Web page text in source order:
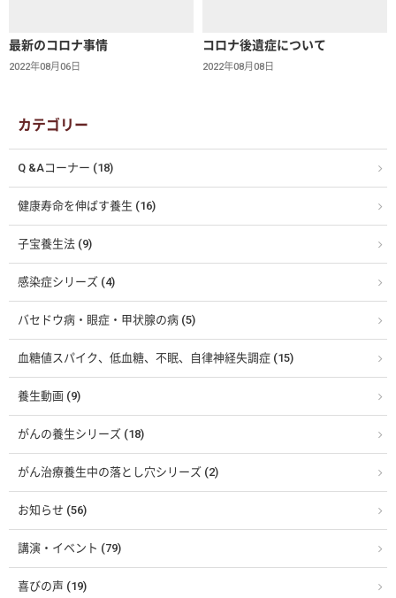
最新のコロナ事情
2022年08月06日
コロナ後遺症について
2022年08月08日
カテゴリー
Q &Aコーナー (18)
健康寿命を伸ばす養生 (16)
子宝養生法 (9)
感染症シリーズ (4)
バセドウ病・眼症・甲状腺の病 (5)
血糖値スパイク、低血糖、不眠、自律神経失調症 (15)
養生動画 (9)
がんの養生シリーズ (18)
がん治療養生中の落とし穴シリーズ (2)
お知らせ (56)
講演・イベント (79)
喜びの声 (19)